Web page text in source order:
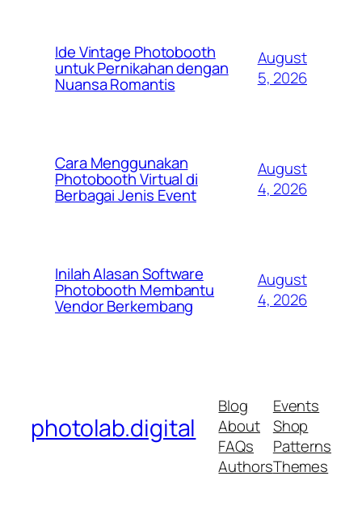
Ide Vintage Photobooth
untuk Pernikahan dengan
Nuansa Romantis
August
5, 2026
Cara Menggunakan
Photobooth Virtual di
Berbagai Jenis Event
August
4, 2026
Inilah Alasan Software
Photobooth Membantu
Vendor Berkembang
August
4, 2026
photolab.digital
Blog
About
FAQs
Authors
Events
Shop
Patterns
Themes